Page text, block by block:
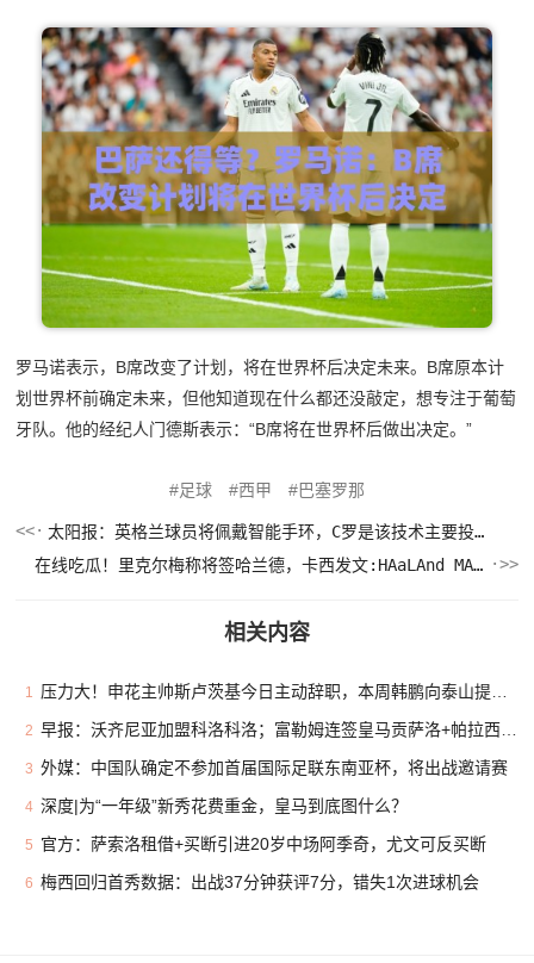
罗马诺表示，B席改变了计划，将在世界杯后决定未来。B席原本计
划世界杯前确定未来，但他知道现在什么都还没敲定，想专注于葡萄
牙队。他的经纪人门德斯表示：“B席将在世界杯后做出决定。”
足球 西甲 巴塞罗那
太阳报：英格兰球员将佩戴智能手环，C罗是该技术主要投资人
在线吃瓜！里克尔梅称将签哈兰德，卡西发文:HAaLAnd MADRID!😳
相关内容
1 压力大！申花主帅斯卢茨基今日主动辞职，本周韩鹏向泰山提出辞职
2 早报：沃齐尼亚加盟科洛科洛；富勒姆连签皇马贡萨洛+帕拉西奥斯
3 外媒：中国队确定不参加首届国际足联东南亚杯，将出战邀请赛
4 深度|为“一年级”新秀花费重金，皇马到底图什么？
5 官方：萨索洛租借+买断引进20岁中场阿季奇，尤文可反买断
6 梅西回归首秀数据：出战37分钟获评7分，错失1次进球机会